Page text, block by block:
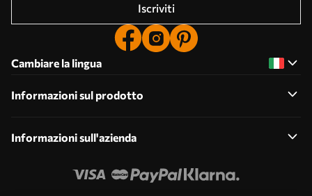
Iscriviti
Cambiare la lingua
Informazioni sul prodotto
Informazioni sull'azienda